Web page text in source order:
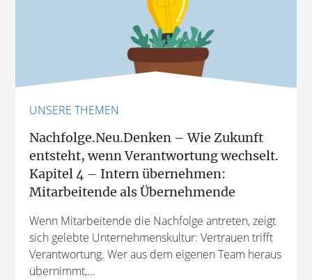
UNSERE THEMEN
Nachfolge.Neu.Denken – Wie Zukunft
entsteht, wenn Verantwortung wechselt.
Kapitel 4 – Intern übernehmen:
Mitarbeitende als Übernehmende
Wenn Mitarbeitende die Nachfolge antreten, zeigt
sich gelebte Unternehmenskultur: Vertrauen trifft
Verantwortung. Wer aus dem eigenen Team heraus
übernimmt,...